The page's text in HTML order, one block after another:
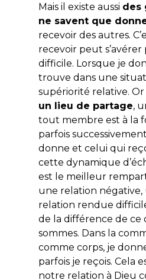
Mais il existe aussi des
ne savent que
recevoir des autres.
recevoir peut s’avérer
difficile. Lorsque je
trouve dans une
supériorité relative. Or
un lieu de partage,
tout membre est à la
parfois
donne et celui qui
cette dynamique
est le meilleur
une relation négative,
relation rendue
de la différence de ce
sommes. Dans la
comme corps, je
parfois je reçois. Cela
notre relation à Dieu